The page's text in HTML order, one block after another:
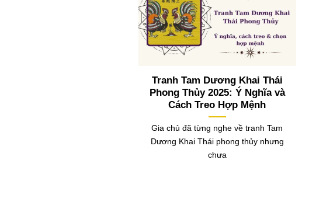
Tranh Tam Dương Khai Thái
Phong Thủy 2025: Ý Nghĩa và
Cách Treo Hợp Mệnh
Gia chủ đã từng nghe về tranh Tam
Dương Khai Thái phong thủy nhưng
chưa